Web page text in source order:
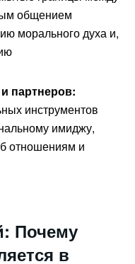
общением
морального духа и,
партнеров:
инструментов
имиджу,
отношениям и
Почему
в